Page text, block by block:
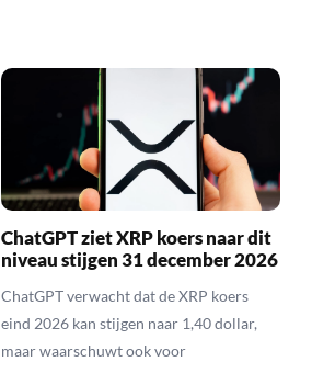
ChatGPT ziet XRP koers naar dit
niveau stijgen 31 december 2026
ChatGPT verwacht dat de XRP koers
eind 2026 kan stijgen naar 1,40 dollar,
maar waarschuwt ook voor